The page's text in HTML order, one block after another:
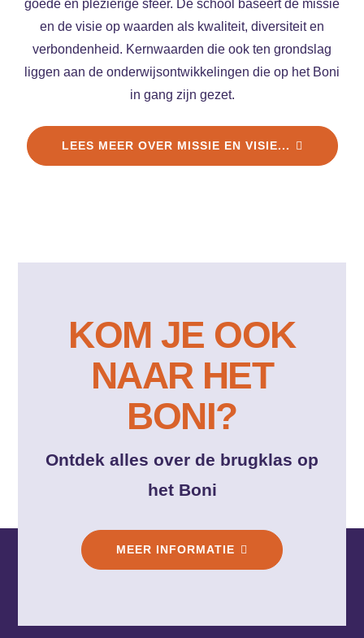
goede en plezierige sfeer. De school baseert de missie
en de visie op waarden als kwaliteit, diversiteit en
verbondenheid. Kernwaarden die ook ten grondslag
liggen aan de onderwijsontwikkelingen die op het Boni
in gang zijn gezet.
LEES MEER OVER MISSIE EN VISIE...
KOM JE OOK
NAAR HET
BONI?
Ontdek alles over de brugklas op
het Boni
MEER INFORMATIE